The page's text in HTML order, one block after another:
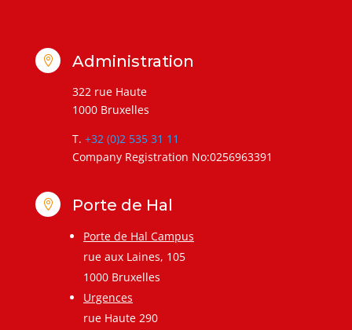
 Administration
322 rue Haute
1000 Bruxelles
T. +32 (0)2 535 31 11
Company Registration No:0256963391
 Porte de Hal
Porte de Hal Campus
rue aux Laines, 105
1000 Bruxelles
Urgences
rue Haute 290